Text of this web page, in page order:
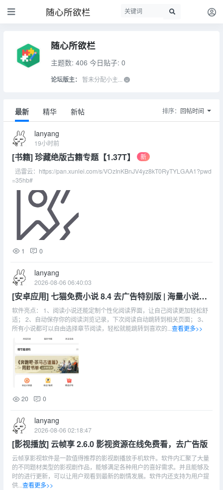
随心所欲栏
随心所欲栏
主题数: 406 今日贴子: 0
论坛版主： 暂未分配小主...
最新 精华 新帖 排序： 回帖时间
lanyang
19小时前
[书籍] 珍藏绝版古籍专题【1.37T】
新
迅雷云：https://pan.xunlei.com/s/VOzInKBnJV4yz8kT0RyTYLGAA1?pwd
=35hb#
1 0
lanyang
2026-08-06 06:40:03
[安卓应用] 七猫免费小说 8.4 去广告特别版 | 海量小说阅
读，短剧无广告
软件亮点： 1、阅读小说还能定制个性化阅读界面，让自己阅读更加轻松舒
适； 2、自动保存你的阅读浏览记录，下次阅读自动跳转到相关页面； 3、
所有小说都可以自由选择章节阅读，轻松就能跳转到喜欢的...查看更多>>
20 0
lanyang
2026-08-06 02:18:47
[影视播放] 云帧享 2.6.0 影视资源在线免费看，去广告版
云帧享影视软件是一款值得推荐的影视剧播放手机软件。软件内汇聚了大量
的不同题材类型的影视剧作品，能够满足各种用户的喜好需求。并且能够及
时的进行更新，可以让用户观看到最新的剧情发展。软件内还支持为用户提
供...查看更多>>